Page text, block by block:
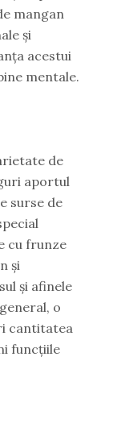
mangan
și
acestui
mentale.
de
aportul
surse de
cu frunze
și
și afinele
o
cantitatea
funcțiile